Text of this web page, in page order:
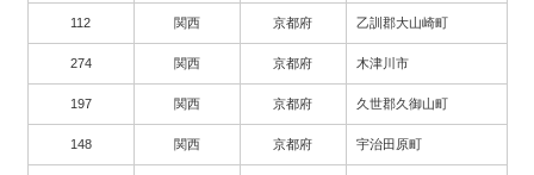
112 関西 京都府 乙訓郡大山崎町
274 関西 京都府 木津川市
197 関西 京都府 久世郡久御山町
148 関西 京都府 宇治田原町